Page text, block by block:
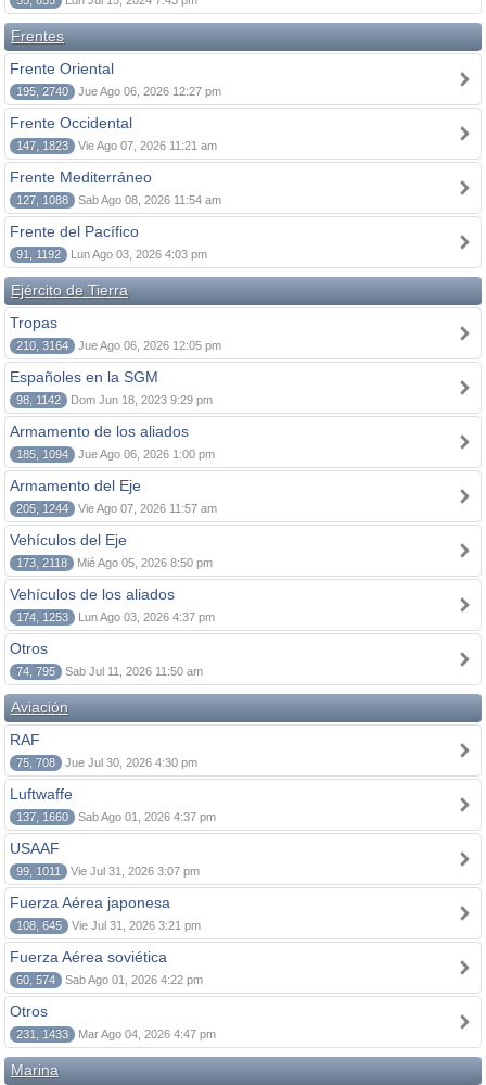
Frentes
Frente Oriental
195, 2740 Jue Ago 06, 2026 12:27 pm
Frente Occidental
147, 1823 Vie Ago 07, 2026 11:21 am
Frente Mediterráneo
127, 1088 Sab Ago 08, 2026 11:54 am
Frente del Pacífico
91, 1192 Lun Ago 03, 2026 4:03 pm
Ejército de Tierra
Tropas
210, 3164 Jue Ago 06, 2026 12:05 pm
Españoles en la SGM
98, 1142 Dom Jun 18, 2023 9:29 pm
Armamento de los aliados
185, 1094 Jue Ago 06, 2026 1:00 pm
Armamento del Eje
205, 1244 Vie Ago 07, 2026 11:57 am
Vehículos del Eje
173, 2118 Mié Ago 05, 2026 8:50 pm
Vehículos de los aliados
174, 1253 Lun Ago 03, 2026 4:37 pm
Otros
74, 795 Sab Jul 11, 2026 11:50 am
Aviación
RAF
75, 708 Jue Jul 30, 2026 4:30 pm
Luftwaffe
137, 1660 Sab Ago 01, 2026 4:37 pm
USAAF
99, 1011 Vie Jul 31, 2026 3:07 pm
Fuerza Aérea japonesa
108, 645 Vie Jul 31, 2026 3:21 pm
Fuerza Aérea soviética
60, 574 Sab Ago 01, 2026 4:22 pm
Otros
231, 1433 Mar Ago 04, 2026 4:47 pm
Marina